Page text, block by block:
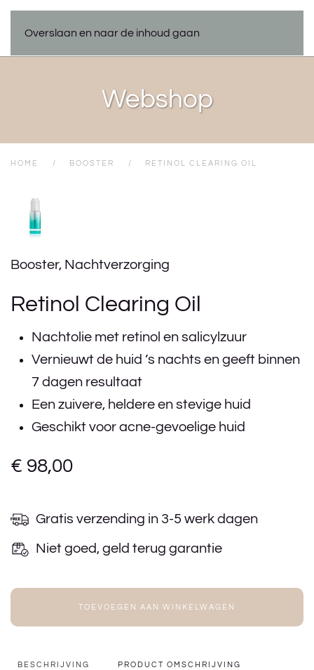
Overslaan en naar de inhoud gaan
Webshop
HOME BOOSTER RETINOL CLEARING OIL
Booster, Nachtverzorging
Retinol Clearing Oil
Nachtolie met retinol en salicylzuur
Vernieuwt de huid ’s nachts en geeft binnen
7 dagen resultaat
Een zuivere, heldere en stevige huid
Geschikt voor acne-gevoelige huid
€ 98,00
Gratis verzending in 3-5 werk dagen
Niet goed, geld terug garantie
TOEVOEGEN AAN WINKELWAGEN
BESCHRIJVING PRODUCT OMSCHRIJVING